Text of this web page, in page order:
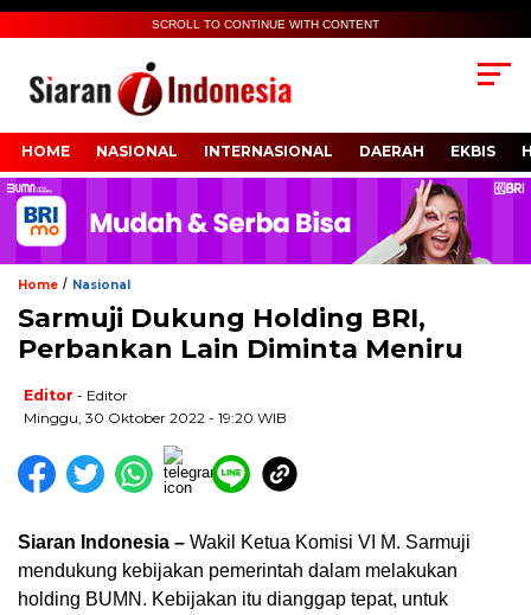
SCROLL TO CONTINUE WITH CONTENT
HOME NASIONAL INTERNASIONAL DAERAH EKBIS
Home / Nasional
Sarmuji Dukung Holding BRI,
Perbankan Lain Diminta Meniru
Editor - Editor
Minggu, 30 Oktober 2022 - 19:20 WIB
Siaran Indonesia – Wakil Ketua Komisi VI M. Sarmuji
mendukung kebijakan pemerintah dalam melakukan
holding BUMN. Kebijakan itu dianggap tepat, untuk